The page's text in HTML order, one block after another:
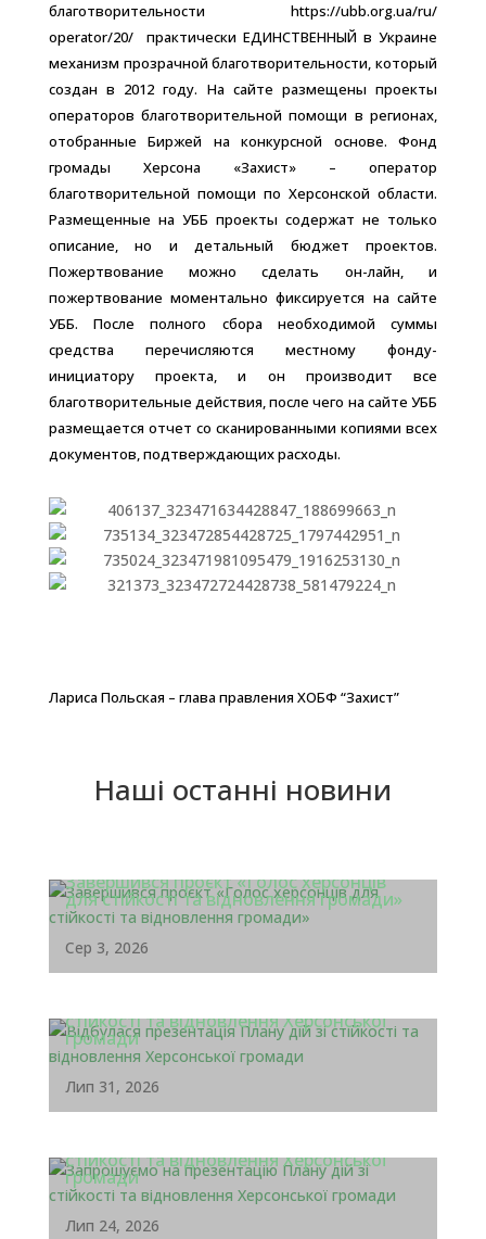
благотворительностиhttps://ubb.org.ua/ru/
operator/20/ практически ЕДИНСТВЕННЫЙ в Украине
механизм прозрачной благотворительности, который
создан в 2012 году. На сайте размещены проекты
операторов благотворительной помощи в регионах,
отобранные Биржей на конкурсной основе. Фонд
громады Херсона «Захист» – оператор
благотворительной помощи по Херсонской области.
Размещенные на УББ проекты содержат не только
описание, но и детальный бюджет проектов.
Пожертвование можно сделать он-лайн, и
пожертвование моментально фиксируется на сайте
УББ. После полного сбора необходимой суммы
средства перечисляются местному фонду-
инициатору проекта, и он производит все
благотворительные действия, после чего на сайте УББ
размещается отчет со сканированными копиями всех
документов, подтверждающих расходы.
Лариса Польская – глава правления ХОБФ “Захист”
Наші останні новини
Завершився проєкт «Голос херсонців
для стійкості та відновлення громади»
Сер 3, 2026
стійкості та відновлення Херсонської
громади
Лип 31, 2026
стійкості та відновлення Херсонської
громади
Лип 24, 2026